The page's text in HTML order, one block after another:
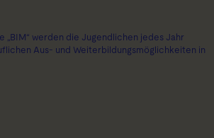
„BIM“ werden die Jugendlichen jedes Jahr
Aus- und Weiterbildungsmöglichkeiten in